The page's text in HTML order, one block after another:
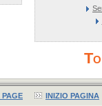
PAGE INIZIO PAGINA